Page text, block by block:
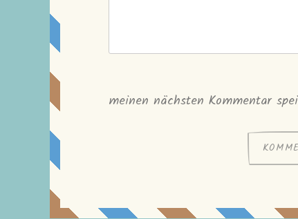
meinen nächsten Kommentar